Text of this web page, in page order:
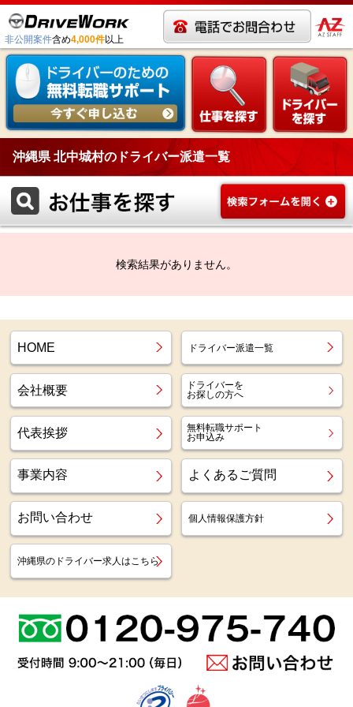
非公開案件含め4,000件以上
沖縄県 北中城村のドライバー派遣一覧
検索結果がありません。
HOME ドライバー派遣一覧
会社概要
ドライバーを
お探しの方へ
代表挨拶
無料転職サポート
お申込み
事業内容 よくあるご質問
お問い合わせ 個人情報保護方針
沖縄県のドライバー求人はこちら